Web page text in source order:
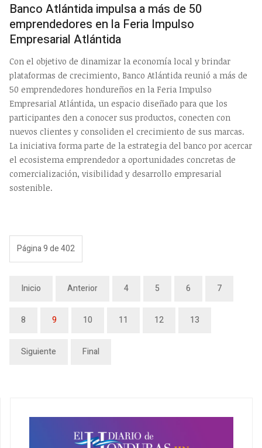
Banco Atlántida impulsa a más de 50
emprendedores en la Feria Impulso
Empresarial Atlántida
Con el objetivo de dinamizar la economía local y brindar
plataformas de crecimiento, Banco Atlántida reunió a más de
50 emprendedores hondureños en la Feria Impulso
Empresarial Atlántida, un espacio diseñado para que los
participantes den a conocer sus productos, conecten con
nuevos clientes y consoliden el crecimiento de sus marcas.
La iniciativa forma parte de la estrategia del banco por acercar
el ecosistema emprendedor a oportunidades concretas de
comercialización, visibilidad y desarrollo empresarial
sostenible.
Página 9 de 402
Inicio Anterior 4 5 6 7
8 9 10 11 12 13
Siguiente Final